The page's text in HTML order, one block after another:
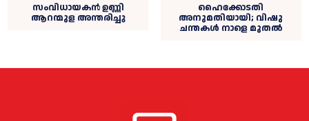
സംവിധായകൻ ഉണ്ണി
ആറന്മുള അന്തരിച്ചു
ഹൈക്കോടതി
അനുമതിയായി; വിഷു
ചന്തകള്‍ നാളെ മുതല്‍